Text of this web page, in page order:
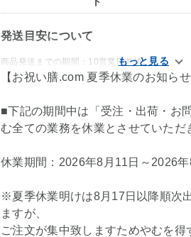
発送目安について
商品発送までの期間：10営業日前後
【お祝い膳.com 夏季休業のお知らせ
■下記の期間中は「受注・出荷・お
む全ての業務を休業とさせていただ
休業期間：2026年8月11日～2026年
※夏季休業明けは8月17日以降順次
ますが、
ご注文が集中致しますためやむを得